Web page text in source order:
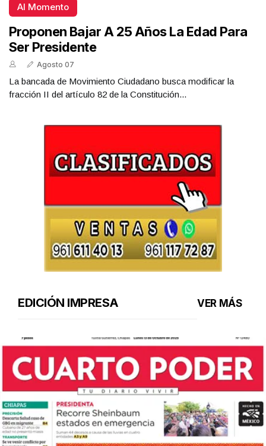
Al Momento
Proponen Bajar A 25 Años La Edad Para
Ser Presidente
Agosto 07
La bancada de Movimiento Ciudadano busca modificar la
fracción II del artículo 82 de la Constitución...
EDICIÓN IMPRESA VER MÁS